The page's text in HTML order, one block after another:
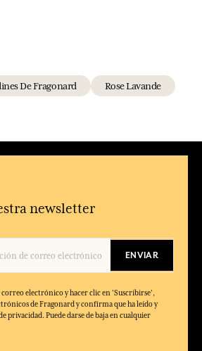
De Fragonard Rose Lavande
newsletter
ENVIAR
electrónico y hacer clic en 'Suscribirse',
de Fragonard y confirma que ha leído y
privacidad. Puede darse de baja en cualquier